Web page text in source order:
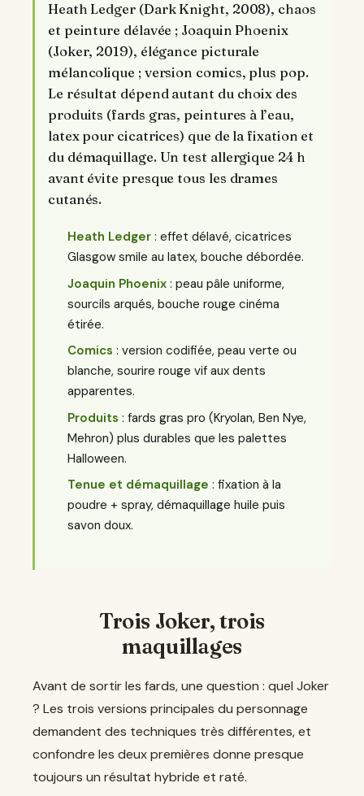
Heath Ledger (Dark Knight, 2008), chaos
et peinture délavée ; Joaquin Phoenix
(Joker, 2019), élégance picturale
mélancolique ; version comics, plus pop.
Le résultat dépend autant du choix des
produits (fards gras, peintures à l’eau,
latex pour cicatrices) que de la fixation et
du démaquillage. Un test allergique 24 h
avant évite presque tous les drames
cutanés.
Heath Ledger : effet délavé, cicatrices
Glasgow smile au latex, bouche débordée.
Joaquin Phoenix : peau pâle uniforme,
sourcils arqués, bouche rouge cinéma
étirée.
Comics : version codifiée, peau verte ou
blanche, sourire rouge vif aux dents
apparentes.
Produits : fards gras pro (Kryolan, Ben Nye,
Mehron) plus durables que les palettes
Halloween.
Tenue et démaquillage : fixation à la
poudre + spray, démaquillage huile puis
savon doux.
Trois Joker, trois
maquillages
Avant de sortir les fards, une question : quel Joker
? Les trois versions principales du personnage
demandent des techniques très différentes, et
confondre les deux premières donne presque
toujours un résultat hybride et raté.